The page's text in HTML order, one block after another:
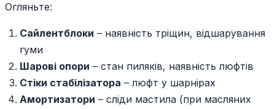
Огляньте:
Сайлентблоки – наявність тріщин, відшарування
гуми
Шарові опори – стан пиляків, наявність люфтів
Стіки стабілізатора – люфт у шарнірах
Амортизатори – сліди мастила (при масляних